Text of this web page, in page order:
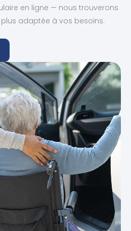
en ligne — nous trouverons
adaptée à vos besoins.